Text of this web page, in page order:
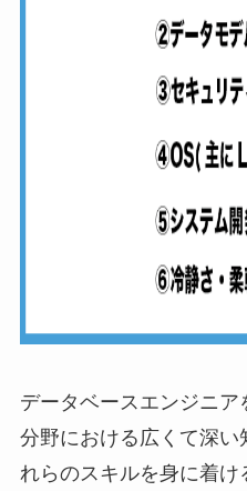
データベースエンジニ
分野における広くて深い
れらのスキルを身に着